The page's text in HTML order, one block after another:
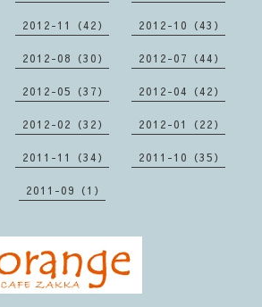
2012-11（42） 2012-10（43）
2012-08（30） 2012-07（44）
2012-05（37） 2012-04（42）
2012-02（32） 2012-01（22）
2011-11（34） 2011-10（35）
2011-09（1）